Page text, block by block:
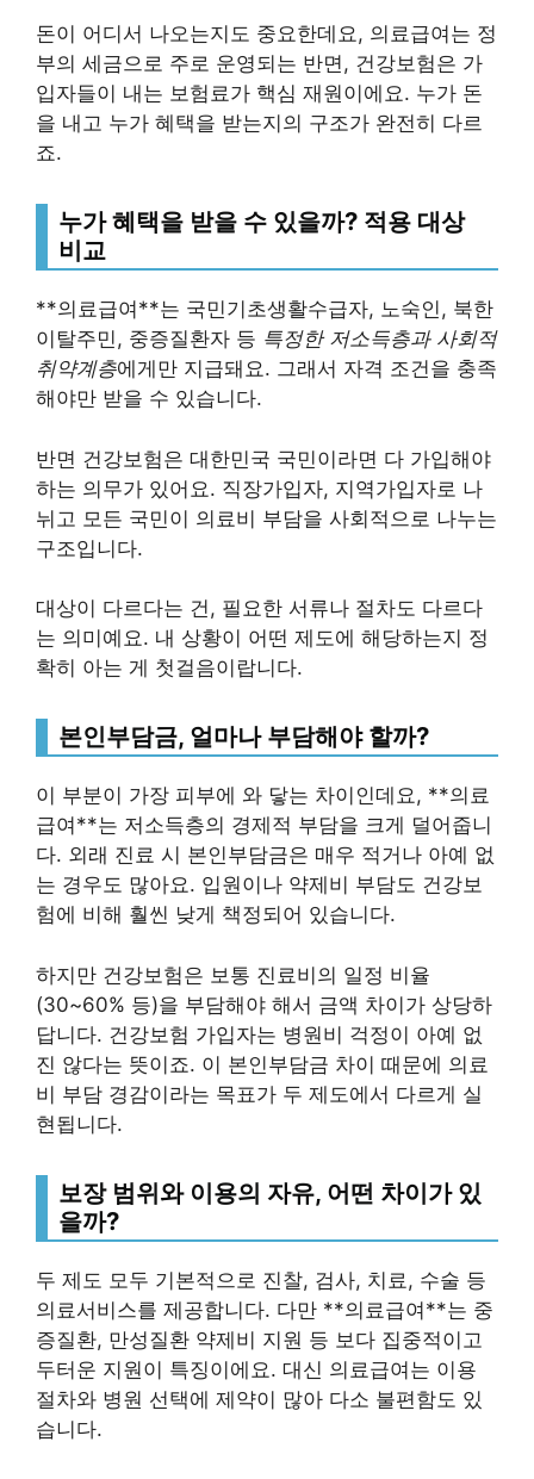
돈이 어디서 나오는지도 중요한데요, 의료급여는 정
부의 세금으로 주로 운영되는 반면, 건강보험은 가
입자들이 내는 보험료가 핵심 재원이에요. 누가 돈
을 내고 누가 혜택을 받는지의 구조가 완전히 다르
죠.
누가 혜택을 받을 수 있을까? 적용 대상
비교
**의료급여**는 국민기초생활수급자, 노숙인, 북한
이탈주민, 중증질환자 등 특정한 저소득층과 사회적
취약계층에게만 지급돼요. 그래서 자격 조건을 충족
해야만 받을 수 있습니다.
반면 건강보험은 대한민국 국민이라면 다 가입해야
하는 의무가 있어요. 직장가입자, 지역가입자로 나
뉘고 모든 국민이 의료비 부담을 사회적으로 나누는
구조입니다.
대상이 다르다는 건, 필요한 서류나 절차도 다르다
는 의미예요. 내 상황이 어떤 제도에 해당하는지 정
확히 아는 게 첫걸음이랍니다.
본인부담금, 얼마나 부담해야 할까?
이 부분이 가장 피부에 와 닿는 차이인데요, **의료
급여**는 저소득층의 경제적 부담을 크게 덜어줍니
다. 외래 진료 시 본인부담금은 매우 적거나 아예 없
는 경우도 많아요. 입원이나 약제비 부담도 건강보
험에 비해 훨씬 낮게 책정되어 있습니다.
하지만 건강보험은 보통 진료비의 일정 비율
(30~60% 등)을 부담해야 해서 금액 차이가 상당하
답니다. 건강보험 가입자는 병원비 걱정이 아예 없
진 않다는 뜻이죠. 이 본인부담금 차이 때문에 의료
비 부담 경감이라는 목표가 두 제도에서 다르게 실
현됩니다.
보장 범위와 이용의 자유, 어떤 차이가 있
을까?
두 제도 모두 기본적으로 진찰, 검사, 치료, 수술 등
의료서비스를 제공합니다. 다만 **의료급여**는 중
증질환, 만성질환 약제비 지원 등 보다 집중적이고
두터운 지원이 특징이에요. 대신 의료급여는 이용
절차와 병원 선택에 제약이 많아 다소 불편함도 있
습니다.